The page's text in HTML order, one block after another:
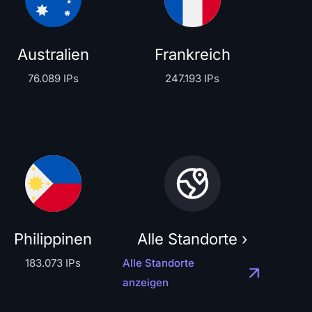
Australien
76.089 IPs
Frankreich
247.193 IPs
Philippinen
183.073 IPs
Alle Standorte ›
Alle Standorte
anzeigen